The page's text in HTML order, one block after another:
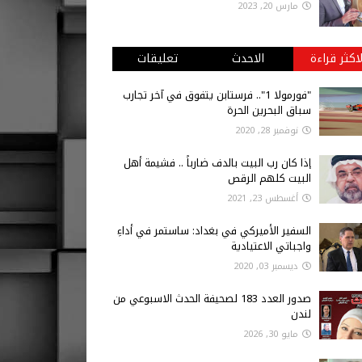
مارس 20, 2023
قراءة الاحدث تعليقات
"فورمولا 1".. فرستابن يتفوق في آخر تجارب
سباق البحرين الحرة
نوفمبر 28, 2020
إذا كان رب البيت بالدف ضارباً .. فشيمة أهل
البيت كلهم الرقص
أغسطس 23, 2021
السفير الأميركي في بغداد: ساستمر في أداءِ
واجباتي الاعتيادية
ديسمبر 03, 2020
صدور العدد 183 لصحيفة الحدث الاسبوعي من
لندن
مايو 30, 2026